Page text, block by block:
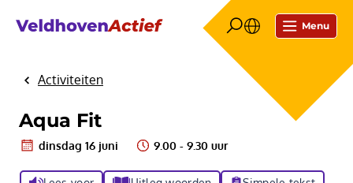
Menu
HomeActiviteiten
Aqua Fit
dinsdag 16 juni 9.00 - 9.30 uur